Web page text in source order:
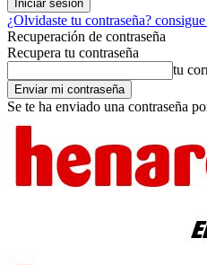
¿Olvidaste tu contraseña?
Recuperación de contraseña
Recupera tu contraseña
tu
Se te ha enviado una contraseña